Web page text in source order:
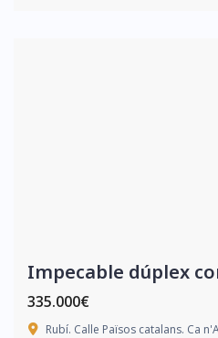
Impecable dúplex
335.000€
Rubí. Calle Països catalans. Ca